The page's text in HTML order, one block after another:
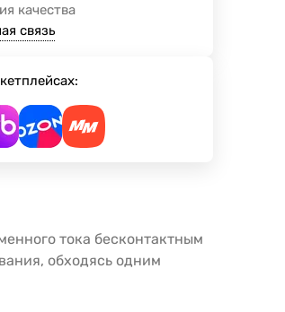
качества
связь
тока бесконтактным
обходясь одним